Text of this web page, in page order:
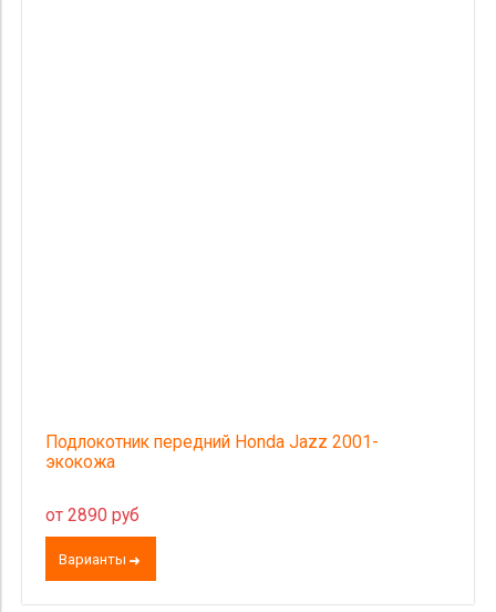
Подлокотник передний Honda Jazz 2001-
экокожа
от 2890 руб
Варианты